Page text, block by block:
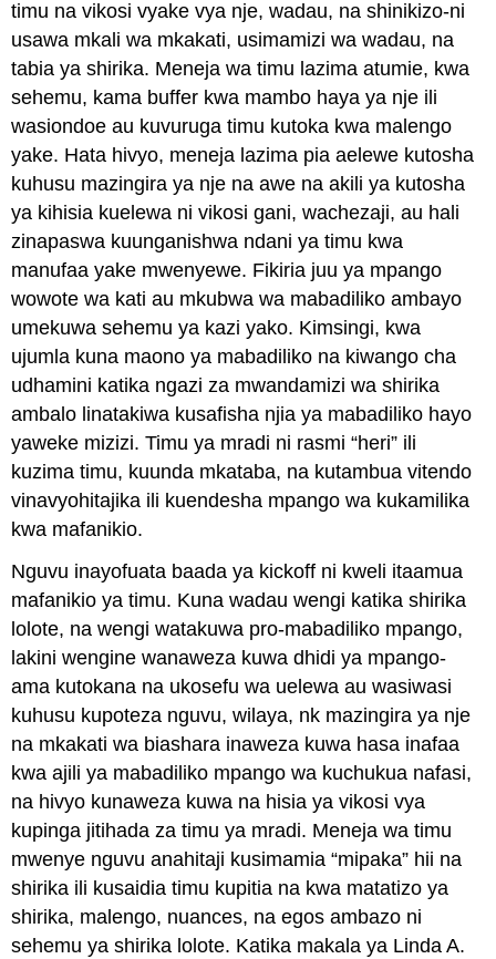
timu na vikosi vyake vya nje, wadau, na shinikizo-ni
usawa mkali wa mkakati, usimamizi wa wadau, na
tabia ya shirika. Meneja wa timu lazima atumie, kwa
sehemu, kama buffer kwa mambo haya ya nje ili
wasiondoe au kuvuruga timu kutoka kwa malengo
yake. Hata hivyo, meneja lazima pia aelewe kutosha
kuhusu mazingira ya nje na awe na akili ya kutosha
ya kihisia kuelewa ni vikosi gani, wachezaji, au hali
zinapaswa kuunganishwa ndani ya timu kwa
manufaa yake mwenyewe. Fikiria juu ya mpango
wowote wa kati au mkubwa wa mabadiliko ambayo
umekuwa sehemu ya kazi yako. Kimsingi, kwa
ujumla kuna maono ya mabadiliko na kiwango cha
udhamini katika ngazi za mwandamizi wa shirika
ambalo linatakiwa kusafisha njia ya mabadiliko hayo
yaweke mizizi. Timu ya mradi ni rasmi “heri” ili
kuzima timu, kuunda mkataba, na kutambua vitendo
vinavyohitajika ili kuendesha mpango wa kukamilika
kwa mafanikio.
Nguvu inayofuata baada ya kickoff ni kweli itaamua
mafanikio ya timu. Kuna wadau wengi katika shirika
lolote, na wengi watakuwa pro-mabadiliko mpango,
lakini wengine wanaweza kuwa dhidi ya mpango-
ama kutokana na ukosefu wa uelewa au wasiwasi
kuhusu kupoteza nguvu, wilaya, nk mazingira ya nje
na mkakati wa biashara inaweza kuwa hasa inafaa
kwa ajili ya mabadiliko mpango wa kuchukua nafasi,
na hivyo kunaweza kuwa na hisia ya vikosi vya
kupinga jitihada za timu ya mradi. Meneja wa timu
mwenye nguvu anahitaji kusimamia “mipaka” hii na
shirika ili kusaidia timu kupitia na kwa matatizo ya
shirika, malengo, nuances, na egos ambazo ni
sehemu ya shirika lolote. Katika makala ya Linda A.